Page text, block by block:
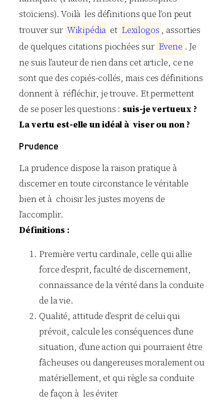
stoïciens). Voilà les définitions que l’on peut
trouver sur Wikipédia et Lexilogos , assorties
de quelques citations piochées sur Evene . Je
ne suis l’auteur de rien dans cet article, ce ne
sont que des copiés-collés, mais ces définitions
donnent à réfléchir, je trouve. Et permettent
de se poser les questions : suis-je vertueux ?
La vertu est-elle un idéal à viser ou non ?
Prudence
La prudence dispose la raison pratique à
discerner en toute circonstance le véritable
bien et à choisir les justes moyens de
l’accomplir.
Définitions :
Première vertu cardinale, celle qui allie
force d’esprit, faculté de discernement,
connaissance de la vérité dans la conduite
de la vie.
Qualité, attitude d’esprit de celui qui
prévoit, calcule les conséquences d’une
situation, d’une action qui pourraient être
fâcheuses ou dangereuses moralement ou
matériellement, et qui règle sa conduite
de façon à les éviter